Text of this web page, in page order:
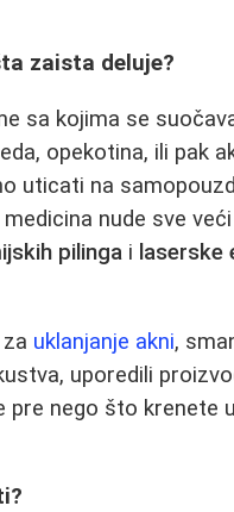
zaista deluje?
sa kojima se
opekotina, ili pak
uticati na
nude sve
pilinga i laserske
uklanjanje akni,
uporedili
pre nego što krenete